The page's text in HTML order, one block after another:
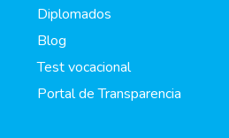
Diplomados
Blog
Test vocacional
Portal de Transparencia